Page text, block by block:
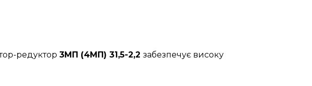
редуктор 3МП (4МП) 31,5-2,2 забезпечує високу